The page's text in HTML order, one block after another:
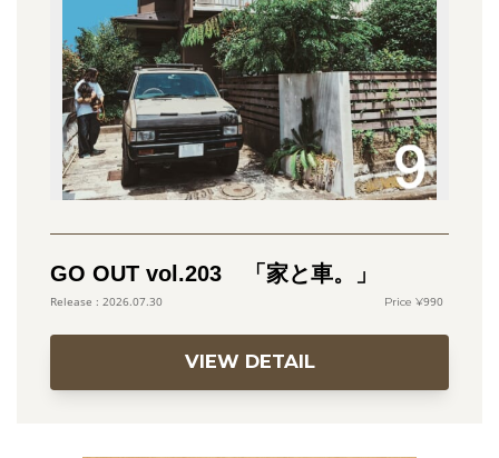
GO OUT vol.203 「家と車。」
2026.07.30 990
VIEW DETAIL